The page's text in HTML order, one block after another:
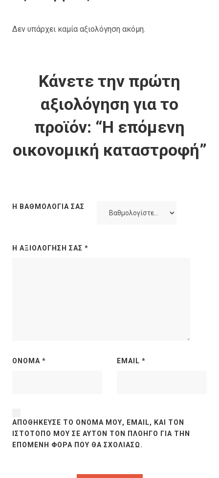
Δεν υπάρχει καμία αξιολόγηση ακόμη.
Κάνετε την πρώτη
αξιολόγηση για το
προϊόν: “Η επόμενη
οικονομική καταστροφή”
Η ΒΑΘΜΟΛΟΓΊΑ ΣΑΣ
Η ΑΞΙΟΛΌΓΗΣΉ ΣΑΣ *
ΌΝΟΜΑ * EMAIL *
ΑΠΟΘΉΚΕΥΣΕ ΤΟ ΌΝΟΜΆ ΜΟΥ, EMAIL, ΚΑΙ ΤΟΝ
ΙΣΤΌΤΟΠΟ ΜΟΥ ΣΕ ΑΥΤΌΝ ΤΟΝ ΠΛΟΗΓΌ ΓΙΑ ΤΗΝ
ΕΠΌΜΕΝΗ ΦΟΡΆ ΠΟΥ ΘΑ ΣΧΟΛΙΆΣΩ.